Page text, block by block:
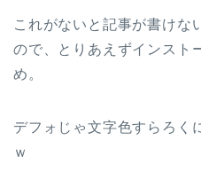
これがないと記事が書けな
ので、とりあえずインスト
め。
デフォじゃ文字色すらろく
ｗ